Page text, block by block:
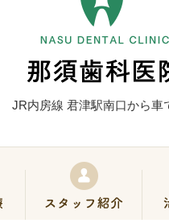
JR内房線 君津駅南口から車
て抜かない・削らない治療スタ